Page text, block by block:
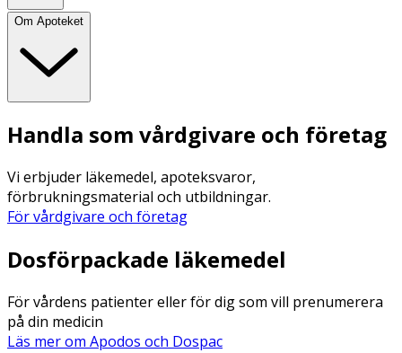
Om Apoteket
Handla som vårdgivare och företag
Vi erbjuder läkemedel, apoteksvaror,
förbrukningsmaterial och utbildningar.
För vårdgivare och företag
Dosförpackade läkemedel
För vårdens patienter eller för dig som vill prenumerera
på din medicin
Läs mer om Apodos och Dospac